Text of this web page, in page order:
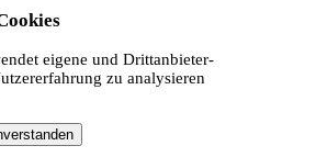
eigene und Drittanbieter-
zu analysieren